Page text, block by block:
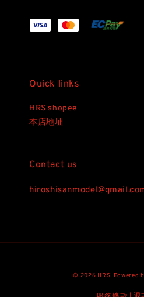
Quick links
HRS shopee
本店地址
Contact us
© 2026 HRS. Powered